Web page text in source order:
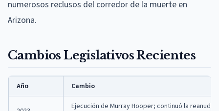
numerosos reclusos del corredor de la muerte en
Arizona.
Cambios Legislativos Recientes
Año Cambio
Ejecución de Murray Hooper; continuó la